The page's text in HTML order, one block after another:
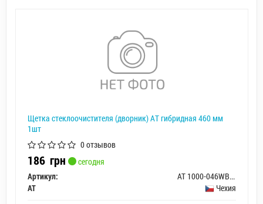
Щетка стеклоочистителя (дворник) AТ гибридная 460 мм
1шт
0 отзывов
186 грн
сегодня
Артикул:
AT 1000-046WB-G
AT
Чехия